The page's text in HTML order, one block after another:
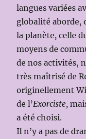
langues variées
globalité aborde,
la planète, celle
moyens de
de nos activités,
très maîtrisé de
originellement
de l’Exorciste,
a été choisi.
Il n’y a pas de